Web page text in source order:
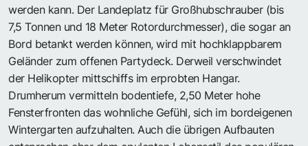
werden kann. Der Landeplatz für Großhubschrauber (bis
7,5 Tonnen und 18 Meter Rotordurchmesser), die sogar an
Bord betankt werden können, wird mit hochklappbarem
Geländer zum offenen Partydeck. Derweil verschwindet
der Helikopter mittschiffs im erprobten Hangar.
Drumherum vermitteln bodentiefe, 2,50 Meter hohe
Fensterfronten das wohnliche Gefühl, sich im bordeigenen
Wintergarten aufzuhalten. Auch die übrigen Aufbauten